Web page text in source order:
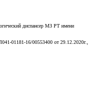
диспансер МЗ РТ имени
01181-16/00553400 от 29.12.2020г.,